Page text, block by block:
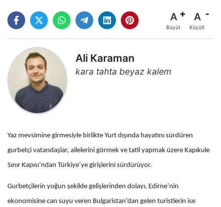
A
Büyüt
A
Küçült
Ali Karaman
kara tahta beyaz kalem
Yaz mevsimine girmesiyle birlikte Yurt dışında hayatını sürdüren
gurbetçi vatandaşlar, ailelerini görmek ve tatil yapmak üzere Kapıkule
Sınır Kapısı’ndan Türkiye’ye girişlerini sürdürüyor.
Gurbetçilerin yoğun şekilde gelişlerinden dolayı, Edirne’nin
ekonomisine can suyu veren Bulgaristan’dan gelen turistlerin ise